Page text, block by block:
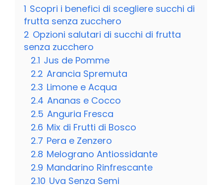
1 Scopri i benefici di scegliere succhi di
frutta senza zucchero
2 Opzioni salutari di succhi di frutta
senza zucchero
2.1 Jus de Pomme
2.2 Arancia Spremuta
2.3 Limone e Acqua
2.4 Ananas e Cocco
2.5 Anguria Fresca
2.6 Mix di Frutti di Bosco
2.7 Pera e Zenzero
2.8 Melograno Antiossidante
2.9 Mandarino Rinfrescante
2.10 Uva Senza Semi